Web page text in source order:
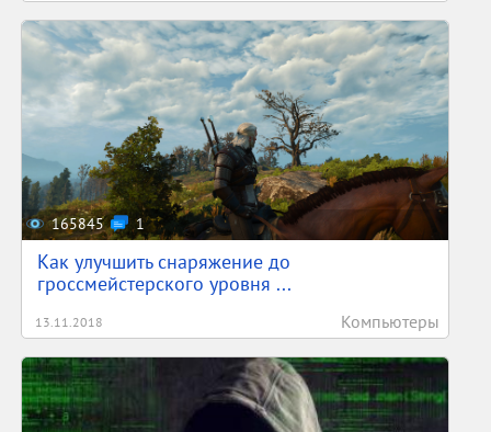
165845 1
Как улучшить снаряжение до
гроссмейстерского уровня ...
13.11.2018 Компьютеры